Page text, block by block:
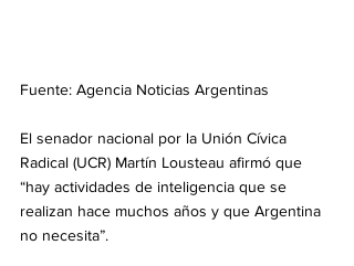
Fuente: Agencia Noticias Argentinas
El senador nacional por la Unión Cívica
Radical (UCR) Martín Lousteau afirmó que
“hay actividades de inteligencia que se
realizan hace muchos años y que Argentina
no necesita”.